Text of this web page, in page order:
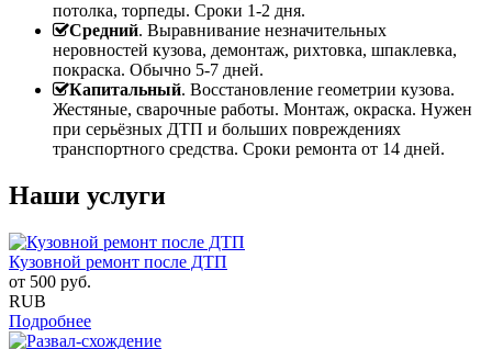
потолка, торпеды. Сроки 1-2 дня.
Средний. Выравнивание незначительных
неровностей кузова, демонтаж, рихтовка, шпаклевка,
покраска. Обычно 5-7 дней.
Капитальный. Восстановление геометрии кузова.
Жестяные, сварочные работы. Монтаж, окраска. Нужен
при серьёзных ДТП и больших повреждениях
транспортного средства. Сроки ремонта от 14 дней.
Наши услуги
Кузовной ремонт после ДТП
от 500 руб.
RUB
Подробнее